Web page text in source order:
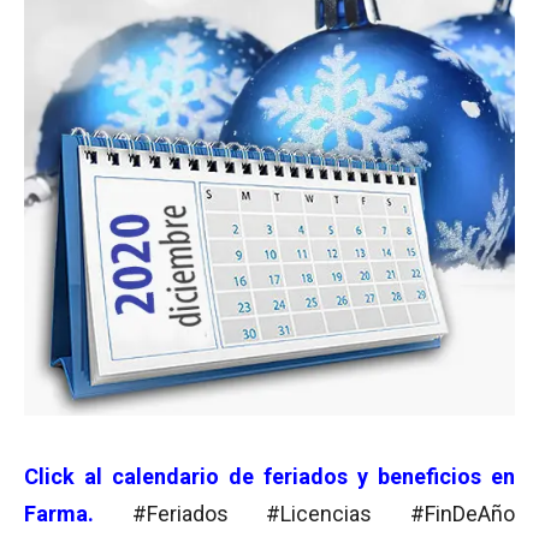
Click al calendario de feriados y beneficios en
Farma. #Feriados #Licencias #FinDeAño